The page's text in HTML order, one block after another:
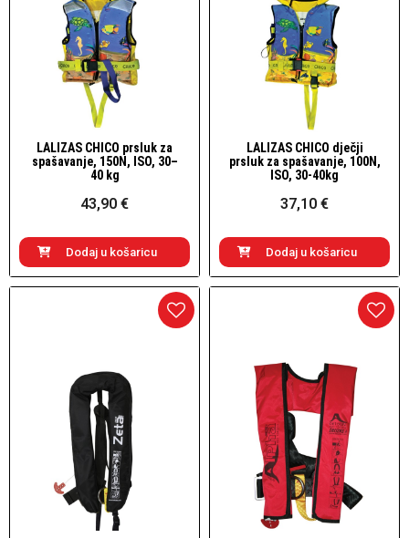
Brzi pogled
LALIZAS CHICO prsluk za
spašavanje, 150N, ISO, 30–
40 kg
43,90 €
Dodaj u košaricu
Brzi pogled
LALIZAS CHICO dječji
prsluk za spašavanje, 100N,
ISO, 30-40kg
37,10 €
Dodaj u košaricu